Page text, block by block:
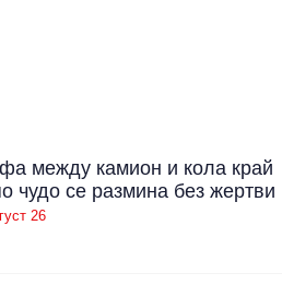
между камион и кола край
чудо се размина без жертви
26